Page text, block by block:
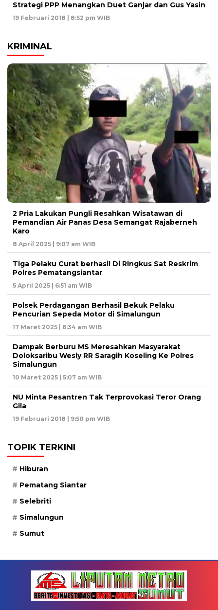
Strategi PPP Menangkan Duet Ganjar dan Gus Yasin
19 Februari 2018 | 8:52 pm WIB
KRIMINAL
2 Pria Lakukan Pungli Resahkan Wisatawan di
Pemandian Air Panas Desa Semangat Rajaberneh
Karo
8 April 2025 | 9:07 am WIB
Tiga Pelaku Curat berhasil Di Ringkus Sat Reskrim
Polres Pematangsiantar
5 April 2025 | 6:51 am WIB
Polsek Perdagangan Berhasil Bekuk Pelaku
Pencurian Sepeda Motor di Simalungun
17 Maret 2025 | 6:34 am WIB
Dampak Berburu MS Meresahkan Masyarakat
Doloksaribu Wesly RR Saragih Koseling Ke Polres
Simalungun
10 Maret 2025 | 5:07 am WIB
NU Minta Pesantren Tak Terprovokasi Teror Orang
Gila
19 Februari 2018 | 9:50 pm WIB
TOPIK TERKINI
Hiburan
Pematang Siantar
Selebriti
Simalungun
Sumut